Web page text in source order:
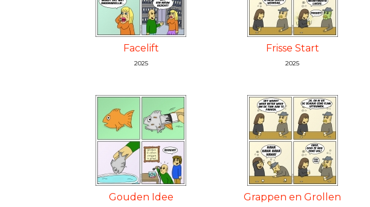
Facelift
2025
Frisse Start
2025
Gouden Idee Grappen en Grollen